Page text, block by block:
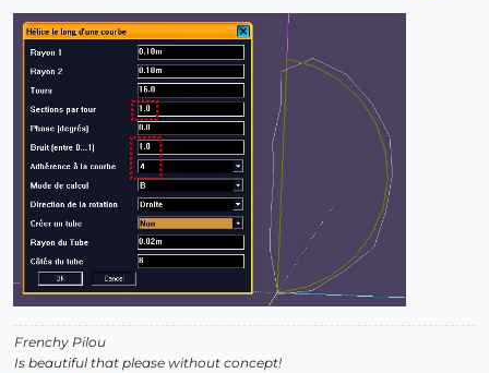
Frenchy Pilou
Is beautiful that please without concept!